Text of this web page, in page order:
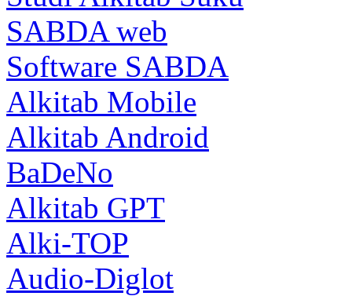
SABDA web
Software SABDA
Alkitab Mobile
Alkitab Android
BaDeNo
Alkitab GPT
Alki-TOP
Audio-Diglot